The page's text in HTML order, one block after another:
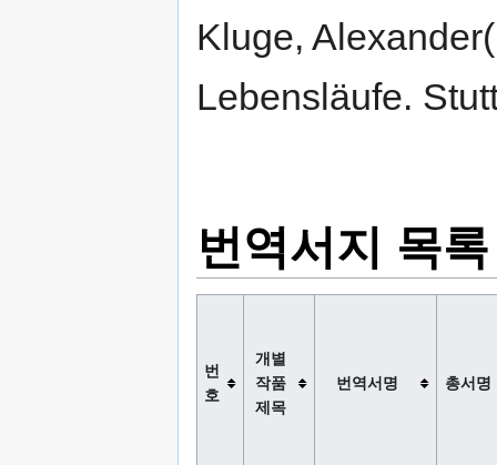
Kluge,
Lebensläufe.
번역서지 목록
번
호
개별
작품
제목
번역서명 총서명